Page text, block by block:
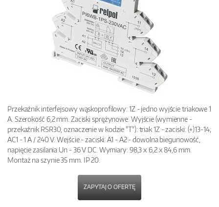
Przekaźnik interfejsowy wąskoprofilowy: 1Z - jedno wyjście triakowe 1
A. Szerokość 6,2 mm. Zaciski sprężynowe. Wyjście (wymienne -
przekaźnik RSR30, oznaczenie w kodzie "T"): triak 1Z - zaciski: (+)13-14;
AC1 - 1 A / 240 V. Wejście - zaciski: A1 - A2 - dowolna biegunowość,
napięcie zasilania Un - 36 V DC. Wymiary: 98,3 x 6,2 x 84,6 mm.
Montaż na szynie 35 mm. IP 20.
ZAPYTAJ O OFERTĘ